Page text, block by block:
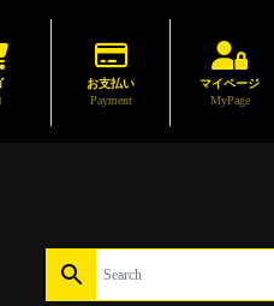
お支払い
Payment
マイページ
MyPage